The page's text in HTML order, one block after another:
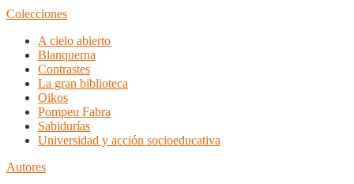
Colecciones
A cielo abierto
Blanquerna
Contrastes
La gran biblioteca
Oikos
Pompeu Fabra
Sabidurías
Universidad y acción socioeducativa
Autores